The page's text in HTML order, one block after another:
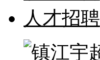
人才招聘